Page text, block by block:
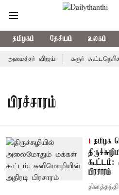
தமிழகம் தேசியம் உலகம்
அமைச்சர் விஜய் கரூர்
பிரச்சாரம்
தமிழக
கூட்டம்:
பிரசாரம்
தினத்தந்தி